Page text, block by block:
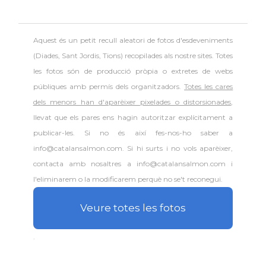
Consolat Consolat general a New York City
Consolat Consolat general a San Francisco
Consolat Consolat general a Washington
Ambaixada
d'Amèrica
* + ambaixades i consolats
Aquest és un petit recull aleatori defotos d'esdeveniments
(Diades, Sant Jordis, Tions) recopilades als nostre sites. Totes
les fotos són de producció pròpia o extretes de webs
públiques amb permís dels organitzadors.Totes les cares
dels menors han d'aparèixer pixelades o distorsionades,
llevat que els pares ens hagin autoritzar explícitament a
publicar-les. Si no és així fes-nos-ho saber a
info@catalansalmon.com. Si hi surts i no vols aparèixer,
contacta amb nosaltres a info@catalansalmon.com i
l'eliminarem o la modificarem perquè no se't reconegui.
Veure totes les fotos